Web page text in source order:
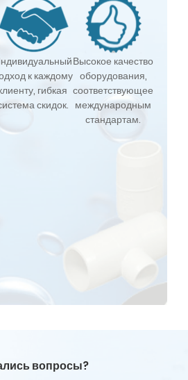
к каждому
гибкая
скидок.
Высокое качество
оборудования,
соответствующее
международным
стандартам.
вопросы?